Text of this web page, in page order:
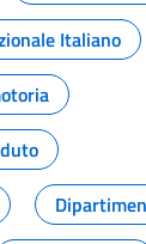
Italiano